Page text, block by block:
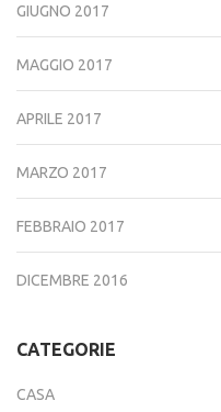
GIUGNO 2017
MAGGIO 2017
APRILE 2017
MARZO 2017
FEBBRAIO 2017
DICEMBRE 2016
CATEGORIE
CASA